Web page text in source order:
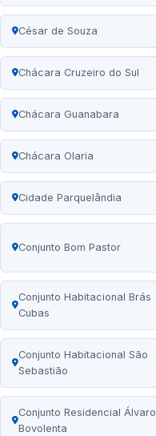
César de Souza
Chácara Cruzeiro do Sul
Chácara Guanabara
Chácara Olaria
Cidade Parquelândia
Conjunto Bom Pastor
Conjunto Habitacional Brás
Cubas
Conjunto Habitacional São
Sebastião
Conjunto Residencial Álvaro
Bovolenta